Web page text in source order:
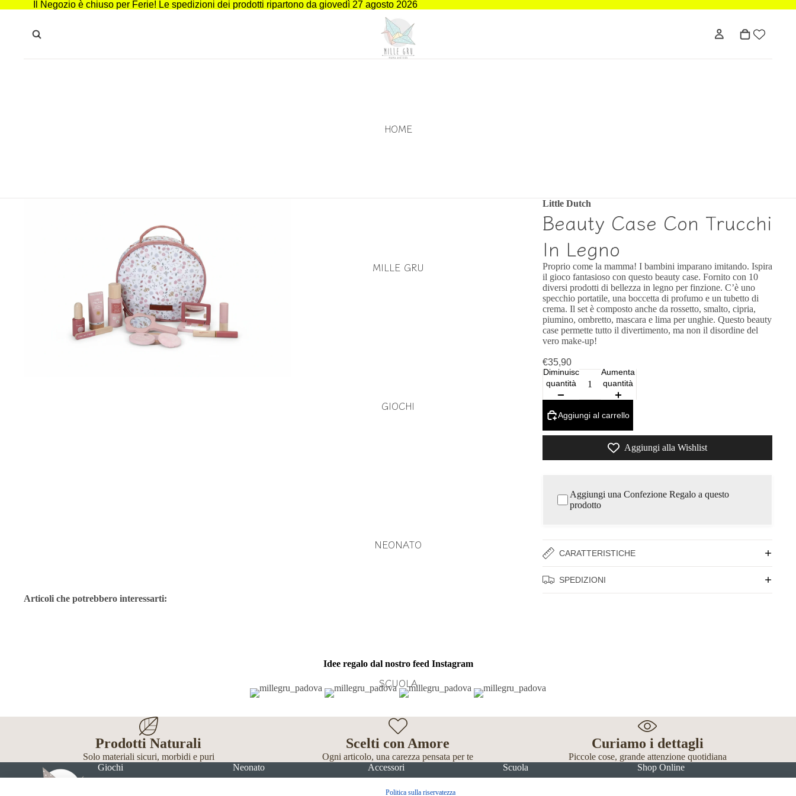
Il Negozio è chiuso per Ferie! Le spedizioni dei prodotti ripartono da giovedì 27 agosto 2026
HOME
MILLE GRU
GIOCHI
NEONATO
SCUOLA
Little Dutch
Beauty Case Con Trucchi
In Legno
Proprio come la mamma! I bambini imparano imitando. Ispira
il gioco fantasioso con questo beauty case. Fornito con 10
diversi prodotti di bellezza in legno per finzione. C’è uno
specchio portatile, una boccetta di profumo e un tubetto di
crema. Il set è composto anche da rossetto, smalto, cipria,
piumino, ombretto, mascara e lima per unghie. Questo beauty
case permette tutto il divertimento, ma non il disordine del
vero make-up!
€35,90
Diminuisci
quantità
Aumenta
quantità
Aggiungi al carrello
Aggiungi alla Wishlist
Aggiungi una Confezione Regalo a questo
prodotto
CARATTERISTICHE
SPEDIZIONI
Articoli che potrebbero interessarti:
Idee regalo dal nostro feed Instagram
Prodotti Naturali
Solo materiali sicuri, morbidi e puri
Scelti con Amore
Ogni articolo, una carezza pensata per te
Curiamo i dettagli
Piccole cose, grande attenzione quotidiana
Giochi
Neonato Accessori Scuola Shop Online
Politica sulla riservatezza